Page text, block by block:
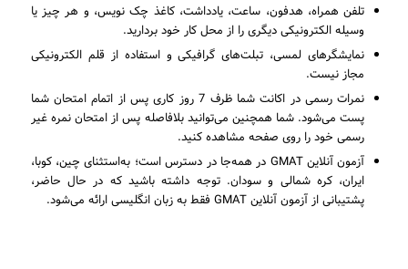
تلفن همراه، هدفون، ساعت، یادداشت، کاغذ چک نویس، و هر چیز یا
وسیله الکترونیکی دیگری را از محل کار خود بردارید.
نمایشگرهای لمسی، تبلت‌های گرافیکی و استفاده از قلم الکترونیکی
مجاز نیست.
نمرات رسمی در اکانت شما ظرف 7 روز کاری پس از اتمام امتحان شما
پست می‌شود. شما همچنین می‌توانید بلافاصله پس از امتحان نمره غیر
رسمی خود را روی صفحه مشاهده کنید.
آزمون آنلاین GMAT در همه‌جا در دسترس است؛ به‌استثنای چین، کوبا،
ایران، کره شمالی و سودان. توجه داشته باشید که در حال حاضر،
پشتیبانی از آزمون آنلاین GMAT فقط به زبان انگلیسی ارائه می‌شود.